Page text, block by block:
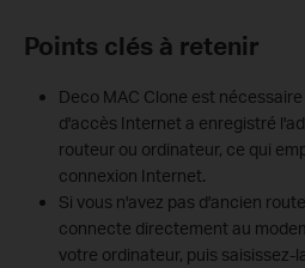
Points clés à retenir
Deco MAC Clone est
d'accès Internet a enregistré
routeur ou ordinateur, ce qui
connexion Internet.
Si vous n'avez pas d'ancien
connecte directement au
votre ordinateur, puis saisissez-